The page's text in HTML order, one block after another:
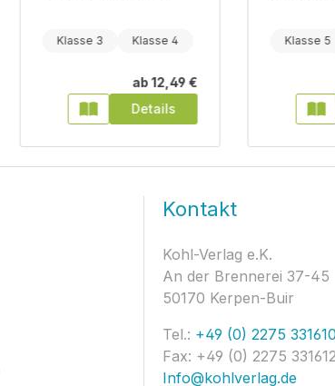
Klasse 3 Klasse 4
ab12,49 €
Details
Klasse 5
Kontakt
Kohl-Verlag e.K.
An der Brennerei 37-45
50170 Kerpen-Buir
Tel.: +49 (0) 2275 331610
Fax: +49 (0) 2275 331612
Info@kohlverlag.de